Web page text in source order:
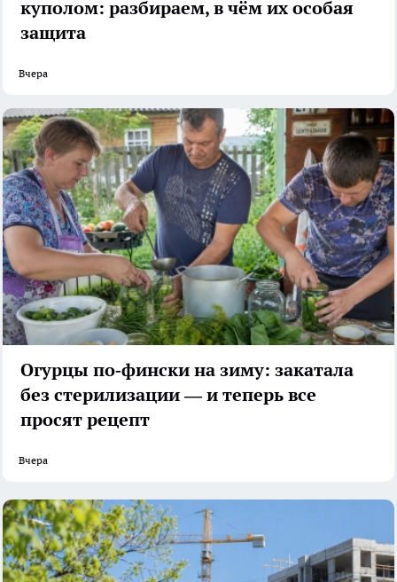
куполом: разбираем, в чём их особая
защита
Вчера
Огурцы по‑фински на зиму: закатала
без стерилизации — и теперь все
просят рецепт
Вчера